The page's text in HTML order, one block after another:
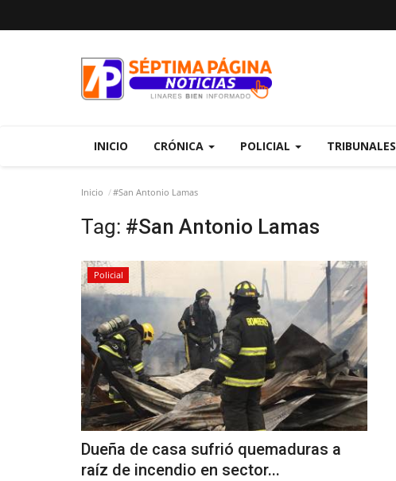
INICIO CRÓNICA POLICIAL TRIBUNALES
Inicio #San Antonio Lamas
Tag: #San Antonio Lamas
Policial
Dueña de casa sufrió quemaduras a
raíz de incendio en sector...